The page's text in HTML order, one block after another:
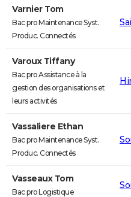
Varnier Tom
Bac pro Maintenance Syst.
Produc. Connectés
Varoux Tiffany
Bac pro Assistance à la
gestion des organisations et
leurs activités
Vassaliere Ethan
Bac pro Maintenance Syst.
Produc. Connectés
Vasseaux Tom
Bac pro Logistique